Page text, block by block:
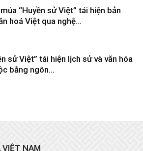
“Huyền sử Việt” tái hiện bản
hoá Việt qua nghệ...
sử Việt” tái hiện lịch sử và văn hóa
bằng ngôn...
VIỆT NAM